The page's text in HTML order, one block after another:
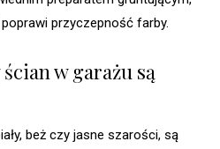
przyczepność farby.
w garażu są
beż czy jasne szarości, są